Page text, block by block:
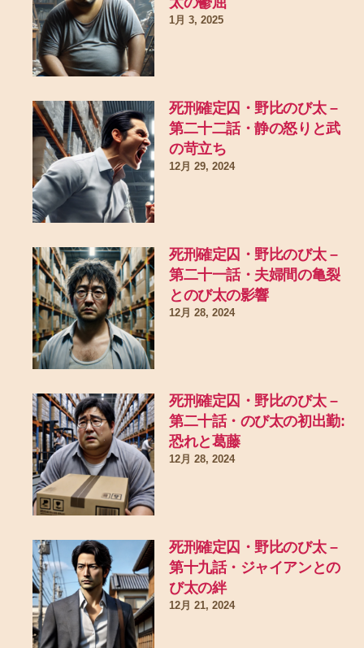
1月 3, 2025
死刑確定囚・野比のび太 –
第二十二話・静の怒りと武
の苛立ち
12月 29, 2024
死刑確定囚・野比のび太 –
第二十一話・夫婦間の亀裂
とのび太の影響
12月 28, 2024
死刑確定囚・野比のび太 –
第二十話・のび太の初出勤:
恐れと葛藤
12月 28, 2024
死刑確定囚・野比のび太 –
第十九話・ジャイアンとの
び太の絆
12月 21, 2024